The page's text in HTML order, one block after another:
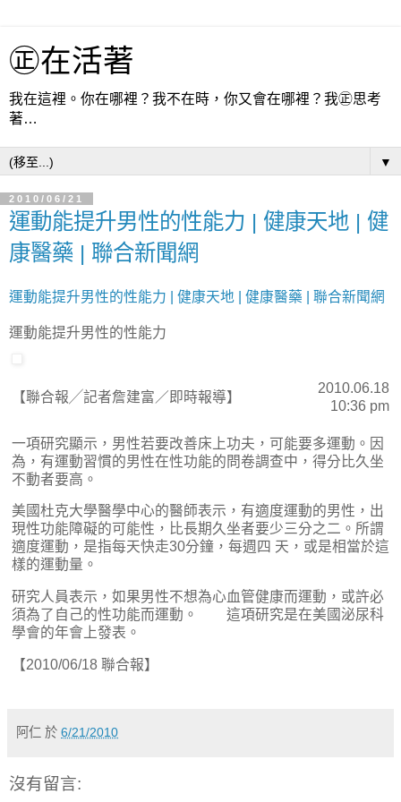
㊣在活著
我在這裡。你在哪裡？我不在時，你又會在哪裡？我㊣思考
著…
▼
2010/06/21
運動能提升男性的性能力 | 健康天地 | 健
康醫藥 | 聯合新聞網
運動能提升男性的性能力 | 健康天地 | 健康醫藥 | 聯合新聞網
運動能提升男性的性能力
【聯合報╱記者詹建富／即時報導】
2010.06.18
10:36 pm
一項研究顯示，男性若要改善床上功夫，可能要多運動。因
為，有運動習慣的男性在性功能的問卷調查中，得分比久坐
不動者要高。
美國杜克大學醫學中心的醫師表示，有適度運動的男性，出
現性功能障礙的可能性，比長期久坐者要少三分之二。所謂
適度運動，是指每天快走30分鐘，每週四 天，或是相當於這
樣的運動量。
研究人員表示，如果男性不想為心血管健康而運動，或許必
須為了自己的性功能而運動。 這項研究是在美國泌尿科
學會的年會上發表。
【2010/06/18 聯合報】
阿仁 於 6/21/2010
沒有留言: